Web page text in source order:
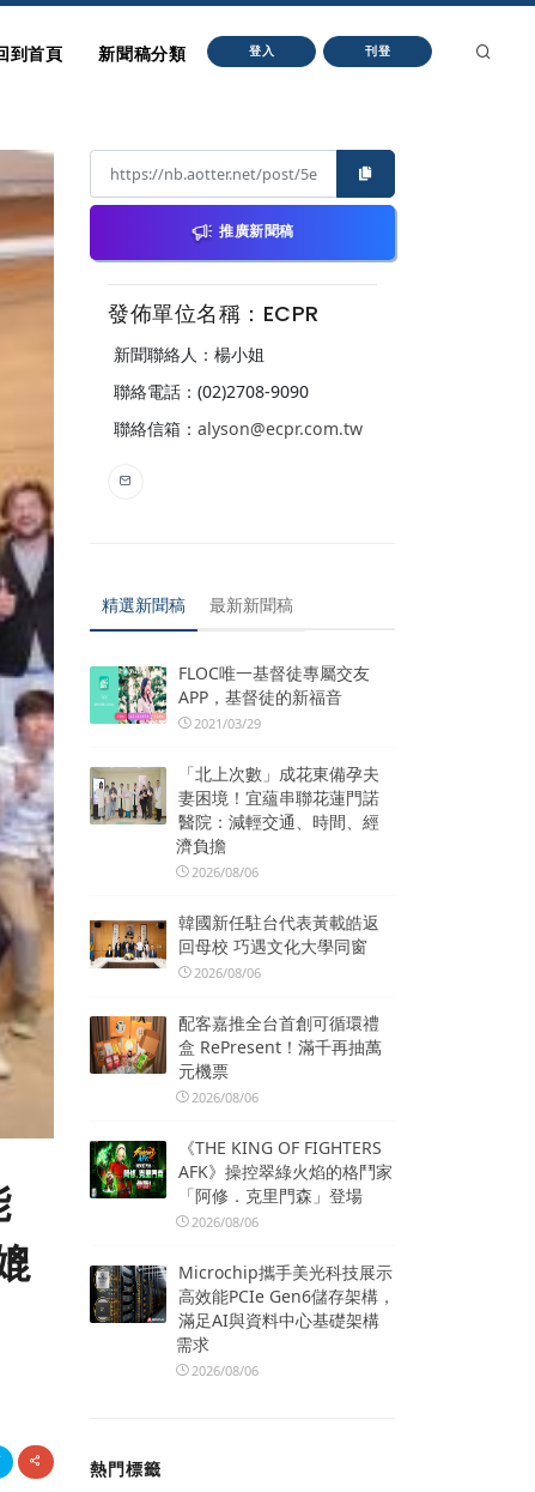
到首頁 新聞稿分類 登入 刊登
推廣新聞稿
發佈單位名稱：ECPR
新聞聯絡人：楊小姐
聯絡電話：(02)2708-9090
聯絡信箱： alyson@ecpr.com.tw
精選新聞稿 最新新聞稿
FLOC唯一基督徒專屬交友
APP，基督徒的新福音
2021/03/29
「北上次數」成花東備孕夫
妻困境！宜蘊串聯花蓮門諾
醫院：減輕交通、時間、經
濟負擔
2026/08/06
韓國新任駐台代表黃載皓返
回母校 巧遇文化大學同窗
2026/08/06
配客嘉推全台首創可循環禮
盒 RePresent！滿千再抽萬
元機票
2026/08/06
《THE KING OF FIGHTERS
AFK》操控翠綠火焰的格鬥家
「阿修．克里門森」登場
2026/08/06
Microchip攜手美光科技展示
高效能PCIe Gen6儲存架構，
滿足AI與資料中心基礎架構
需求
2026/08/06
熱門標籤